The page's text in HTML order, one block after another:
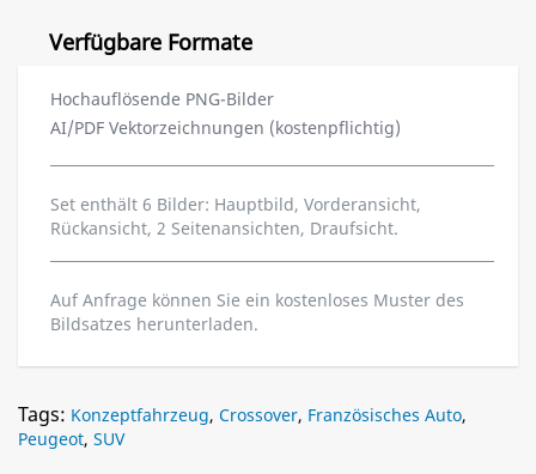
Verfügbare Formate
Hochauflösende PNG-Bilder
AI/PDF Vektorzeichnungen (kostenpflichtig)
Set enthält 6 Bilder: Hauptbild, Vorderansicht,
Rückansicht, 2 Seitenansichten, Draufsicht.
Auf Anfrage können Sie ein kostenloses Muster des
Bildsatzes herunterladen.
Tags: Konzeptfahrzeug, Crossover, Französisches Auto,
Peugeot, SUV